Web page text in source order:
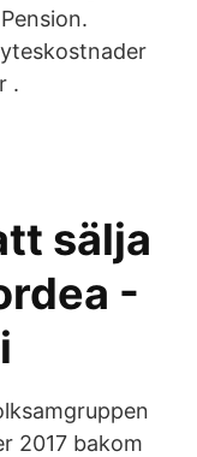
.
sälja
-
2017 bakom